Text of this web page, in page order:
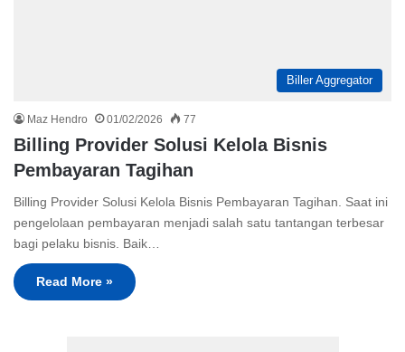
Biller Aggregator
Maz Hendro 01/02/2026 77
Billing Provider Solusi Kelola Bisnis
Pembayaran Tagihan
Billing Provider Solusi Kelola Bisnis Pembayaran Tagihan. Saat ini
pengelolaan pembayaran menjadi salah satu tantangan terbesar
bagi pelaku bisnis. Baik…
Read More »